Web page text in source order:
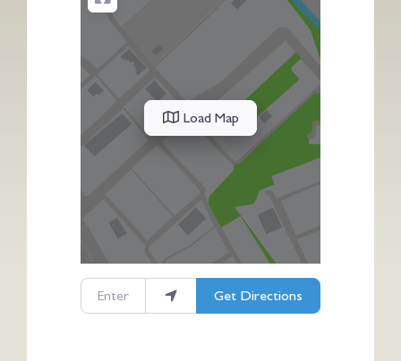
Load Map
Enter your location
Get Directions